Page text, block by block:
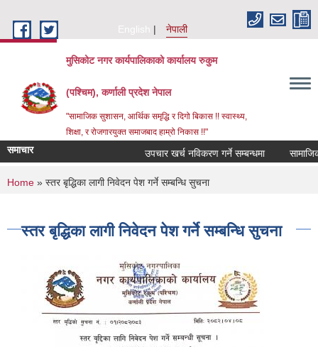
English
नेपाली
मुसिकोट नगर कार्यपालिकाको कार्यालय रुकुम
(पश्चिम), कर्णाली प्रदेश नेपाल
"सामाजिक सुशासन, आर्थिक समृद्धि र दिगो बिकास !! स्वास्थ्य,
शिक्षा, र रोजगारयुक्त समाजबाद हाम्रो निकास !!"
समाचार उपचार खर्च नविकरण गर्ने सम्बन्धमा
You are here
Home » स्तर बृद्धिका लागी निवेदन पेश गर्ने सम्बन्धि सुचना
स्तर बृद्धिका लागी निवेदन पेश गर्ने सम्बन्धि सुचना